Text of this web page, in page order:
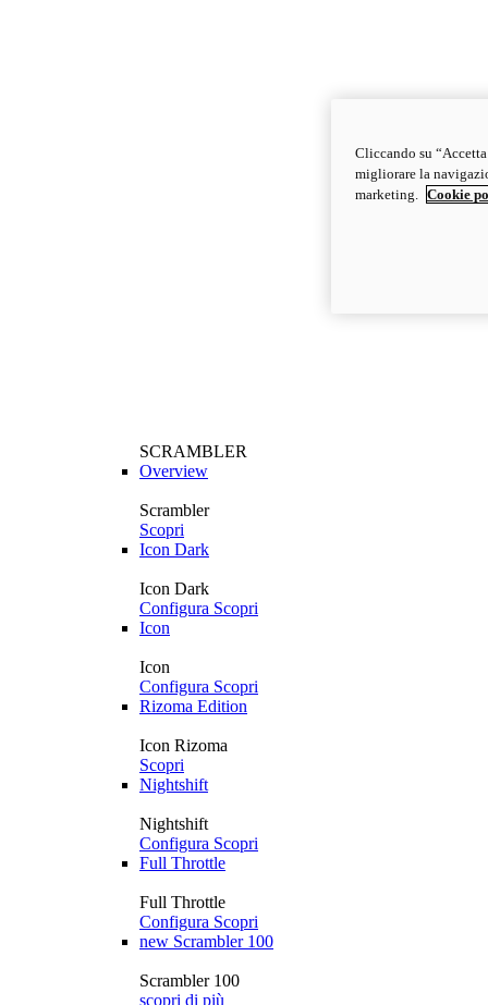
SCRAMBLER
Overview
Scrambler
Scopri
Icon Dark
Icon Dark
Configura Scopri
Icon
Icon
Configura Scopri
Rizoma Edition
Icon Rizoma
Scopri
Nightshift
Nightshift
Configura Scopri
Full Throttle
Full Throttle
Configura Scopri
new Scrambler 100
Scrambler 100
scopri di più
Cliccando su
migliorare la
marketing.
Cookie